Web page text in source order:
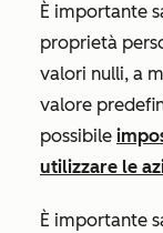
È importante
proprietà
valori nulli, a
valore
possibile
utilizzare le
È importante